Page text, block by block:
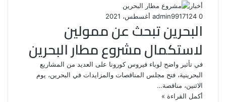
أخبار
admin9917 أغسطس، 2021 0
البحرين تبحث عن ممولين
لاستكمال مشروع مطار البحرين
في تأثير واضح لوباء فيروس كورونا على العديد من المشاريع
البحرينية، فتح مجلس المناقصات والمزايدات في البحرين، يوم
الاثنين، مناقصة…
أكمل القراءة »